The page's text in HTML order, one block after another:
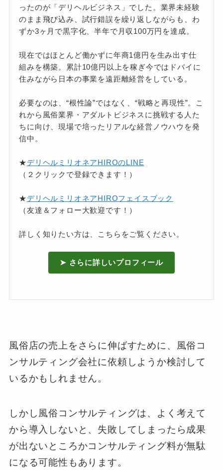
ったのが「デリヘルビジネス」でした。業界未経験
のまま飛び込み、試行錯誤を繰り返しながらも、わ
ずか3ヶ月で黒字化、半年で月収100万円を達成。
現在ではほとんど働かずに年商1億円を生み出す仕
組みを構築。累計10億円以上を稼ぎ今ではドバイに
住みながら日本の事業を遠距離経営をしている。
必要なのは、“根性論”ではなく、“戦略と再現性”。こ
れから風俗業界・アダルトビジネスに挑戦する人た
ちに向け、現場で培ったリアルな経営ノウハウを発
信中。
★デリヘルミリオネアHIROのLINE
（２クリックで登録できます！）
★デリヘルミリオネアHIROフェイスブック
（友達＆フォロー大歓迎です！）
詳しく知りたい方は、こちらをご覧ください。
➤ さらに詳しいプロフィール
風俗店の売上をさらに伸ばすために、風俗コ
ンサルティング会社に依頼しようか検討して
いるかもしれません。
しかし風俗コンサルティングは、よく考えて
から導入しないと、失敗してしまったら成果
が出ないところかコンサルティング料が無駄
になる可能性もあります。